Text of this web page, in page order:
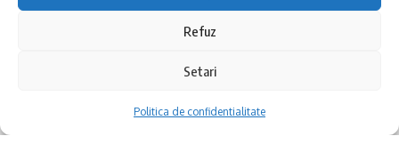
Refuz
Setari
Politica de confidentialitate
FRUMOASE POVEȘTI.